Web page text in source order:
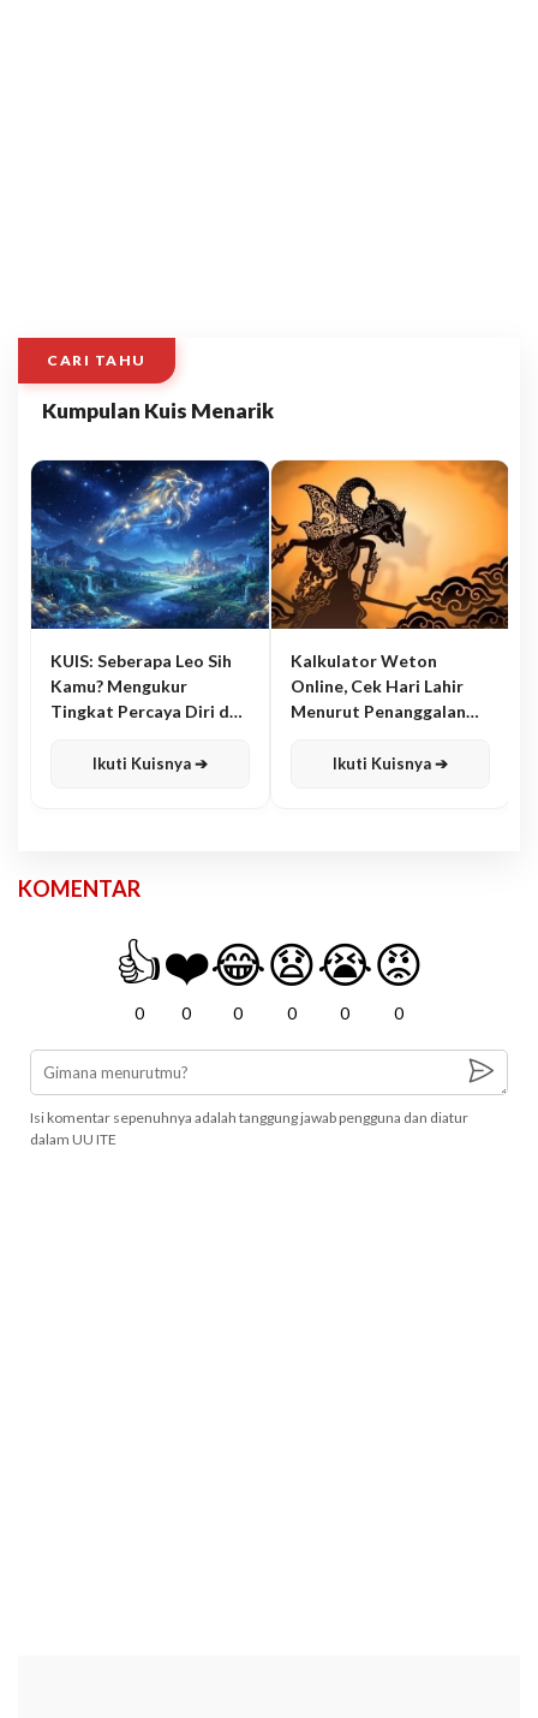
CARI TAHU
Kumpulan Kuis Menarik
KUIS: Seberapa Leo Sih
Kamu? Mengukur
Tingkat Percaya Diri dan
Ikuti Kuisnya ➔
Kalkulator Weton
Online, Cek Hari Lahir
Menurut Penanggalan
Ikuti Kuisnya ➔
KOMENTAR
👍
0
❤️
0
😂
0
😧
0
😭
0
😡
0
Isi komentar sepenuhnya adalah tanggung jawab pengguna dan diatur
dalam UU ITE